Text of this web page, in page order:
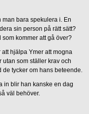
bara spekulera i. En
sin person på rätt sätt?
kommer att gå över?
hjälpa Ymer att mogna
som ställer krav och
tycker om hans beteende.
in blir han kanske en dag
väl behöver.